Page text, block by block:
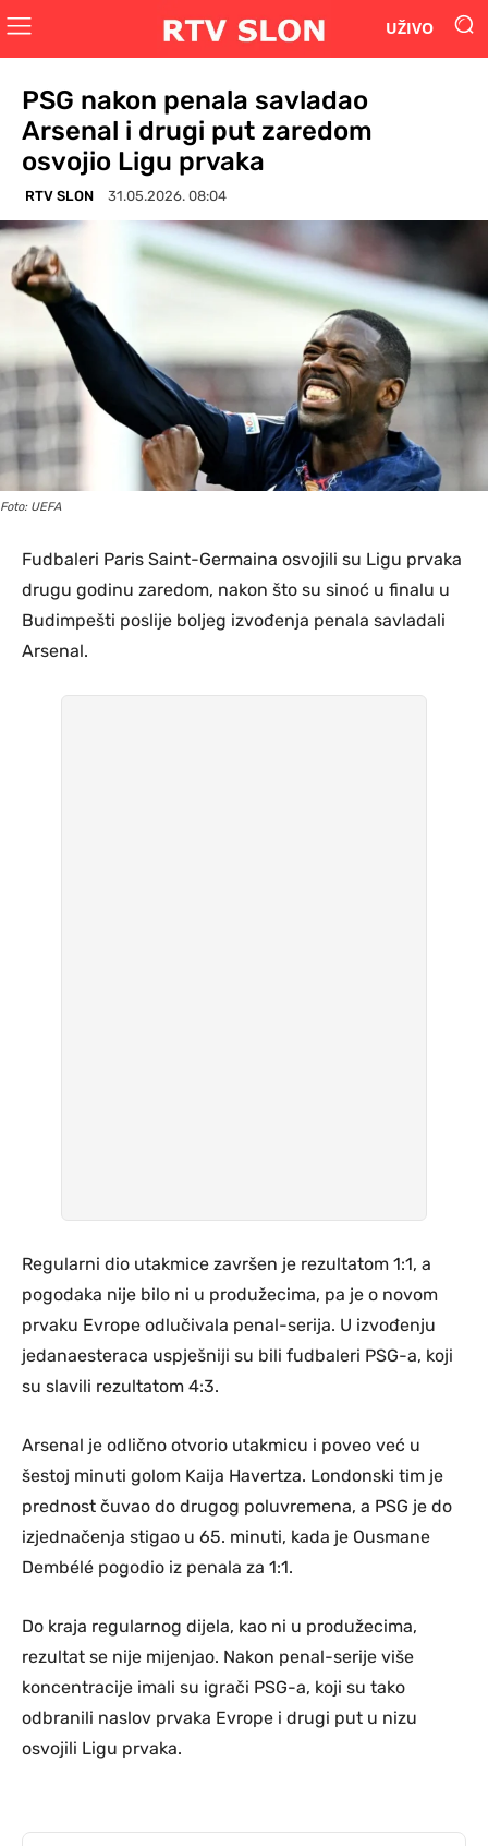
UŽIVO
PSG nakon penala savladao
Arsenal i drugi put zaredom
osvojio Ligu prvaka
RTV SLON 31.05.2026. 08:04
Foto: UEFA
Fudbaleri Paris Saint-Germaina osvojili su Ligu prvaka
drugu godinu zaredom, nakon što su sinoć u finalu u
Budimpešti poslije boljeg izvođenja penala savladali
Arsenal.
Regularni dio utakmice završen je rezultatom 1:1, a
pogodaka nije bilo ni u produžecima, pa je o novom
prvaku Evrope odlučivala penal-serija. U izvođenju
jedanaesteraca uspješniji su bili fudbaleri PSG-a, koji
su slavili rezultatom 4:3.
Arsenal je odlično otvorio utakmicu i poveo već u
šestoj minuti golom Kaija Havertza. Londonski tim je
prednost čuvao do drugog poluvremena, a PSG je do
izjednačenja stigao u 65. minuti, kada je Ousmane
Dembélé pogodio iz penala za 1:1.
Do kraja regularnog dijela, kao ni u produžecima,
rezultat se nije mijenjao. Nakon penal-serije više
koncentracije imali su igrači PSG-a, koji su tako
odbranili naslov prvaka Evrope i drugi put u nizu
osvojili Ligu prvaka.